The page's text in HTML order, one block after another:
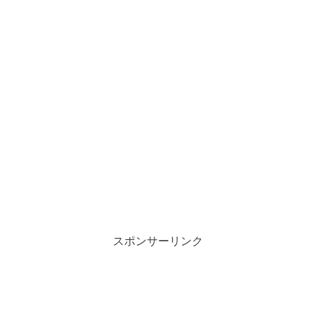
スポンサーリンク